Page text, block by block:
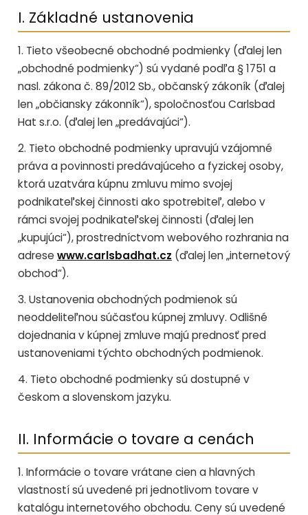
I. Základné ustanovenia
1. Tieto všeobecné obchodné podmienky (ďalej len
„obchodné podmienky“) sú vydané podľa § 1751 a
nasl. zákona č. 89/2012 Sb., občanský zákoník (ďalej
len „občiansky zákonník“), spoločnosťou Carlsbad
Hat s.r.o. (ďalej len „predávajúci“).
2. Tieto obchodné podmienky upravujú vzájomné
práva a povinnosti predávajúceho a fyzickej osoby,
ktorá uzatvára kúpnu zmluvu mimo svojej
podnikateľskej činnosti ako spotrebiteľ, alebo v
rámci svojej podnikateľskej činnosti (ďalej len
„kupujúci“), prostredníctvom webového rozhrania na
adrese www.carlsbadhat.cz (ďalej len „internetový
obchod“).
3. Ustanovenia obchodných podmienok sú
neoddeliteľnou súčasťou kúpnej zmluvy. Odlišné
dojednania v kúpnej zmluve majú prednosť pred
ustanoveniami týchto obchodných podmienok.
4. Tieto obchodné podmienky sú dostupné v
českom a slovenskom jazyku.
II. Informácie o tovare a cenách
1. Informácie o tovare vrátane cien a hlavných
vlastností sú uvedené pri jednotlivom tovare v
katalógu internetového obchodu. Ceny sú uvedené